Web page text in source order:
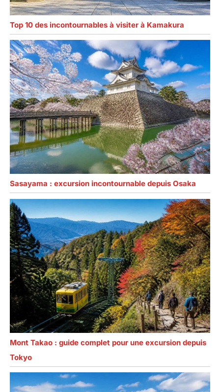
Top 10 des incontournables à visiter à Kamakura
Sasayama : excursion incontournable depuis Osaka
Mont Takao : guide complet pour une excursion depuis
Tokyo